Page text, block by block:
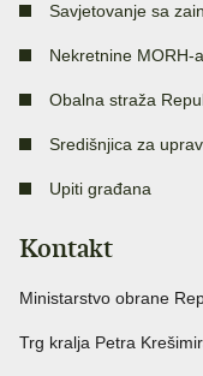
Savjetovanje sa
Nekretnine MORH-a
Obalna straža
Središnjica za
Upiti građana
Kontakt
Ministarstvo obrane
Trg kralja Petra